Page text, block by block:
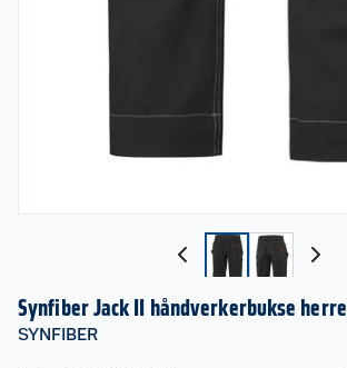
Synfiber Jack II håndverkerbukse herre
SYNFIBER